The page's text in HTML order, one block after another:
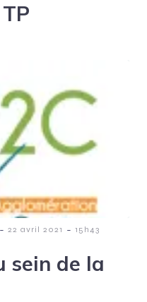
- 22 avril 2021 - 15h43
sein de la